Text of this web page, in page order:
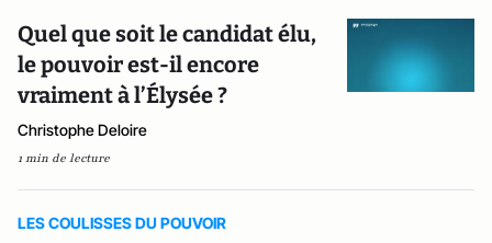
Quel que soit le candidat élu,
le pouvoir est-il encore
vraiment à l’Élysée ?
Christophe Deloire
1 min de lecture
LES COULISSES DU POUVOIR